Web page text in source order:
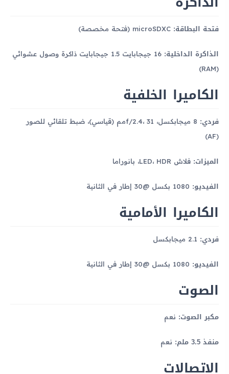
فتحة البطاقة:
الذاكرة الداخلية:
16 جيجابايت 1.5 جيجابايت ذاكرة وصول عشوائي
(RAM)
الكاميرا الخلفية
فردي:
8 ميجابكسل، f/2.4، 31مم (قياسي)، ضبط تلقائي للصور
(AF)
الميزات: فلاش LED، HDR، بانوراما
الفيديو:
الكاميرا الأمامية
فردي:
الفيديو:
الصوت
مكبر الصوت: نعم
منفذ 3.5 ملم: نعم
الاتصالات